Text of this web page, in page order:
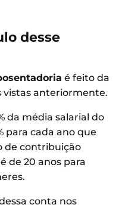
desse
é feito da
vistas anteriormente.
da média salarial do
para cada ano que
de contribuição
de 20 anos para
conta nos